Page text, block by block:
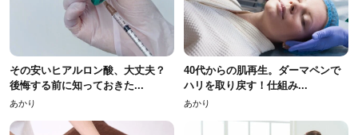
その安いヒアルロン酸、大丈夫？
後悔する前に知っておきた...
あかり
40代からの肌再生。ダーマペンで
ハリを取り戻す！仕組み...
あかり